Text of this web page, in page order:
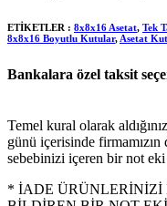
ETİKETLER : 8x8x16 Asetat, Tek
8x8x16 Boyutlu Kutular, Asetat
Bankalara özel taksit
Temel kural olarak
günü içerisinde
sebebinizi içeren bir not
* İADE